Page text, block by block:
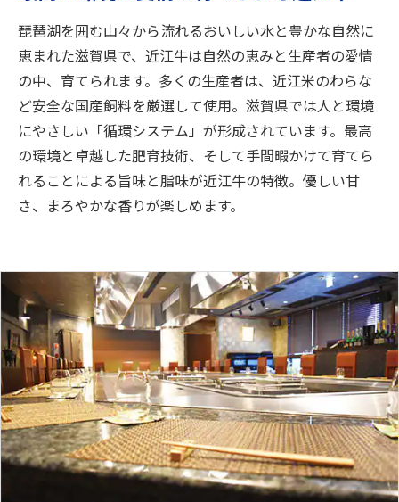
琵琶湖を囲む山々から流れるおいしい水と豊かな自然に
恵まれた滋賀県で、近江牛は自然の恵みと生産者の愛情
の中、育てられます。多くの生産者は、近江米のわらな
ど安全な国産飼料を厳選して使用。滋賀県では人と環境
にやさしい「循環システム」が形成されています。最高
の環境と卓越した肥育技術、そして手間暇かけて育てら
れることによる旨味と脂味が近江牛の特徴。優しい甘
さ、まろやかな香りが楽しめます。